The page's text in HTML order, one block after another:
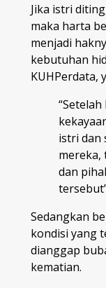
Jika istri
maka harta
menjadi
kebutuhan
KUHPerdata,
istri dan
mereka,
dan
Sedangkan
kondisi yang
dianggap
kematian.